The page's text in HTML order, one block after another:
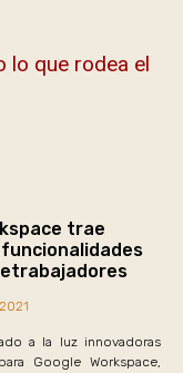
lo que rodea el
trae
a la luz innovadoras
Google Workspace,